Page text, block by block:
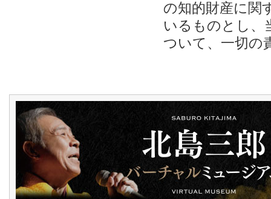
の知的財産に関
いるものとし、
ついて、一切の